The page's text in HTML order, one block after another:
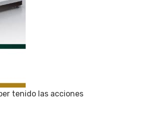
tenido las acciones